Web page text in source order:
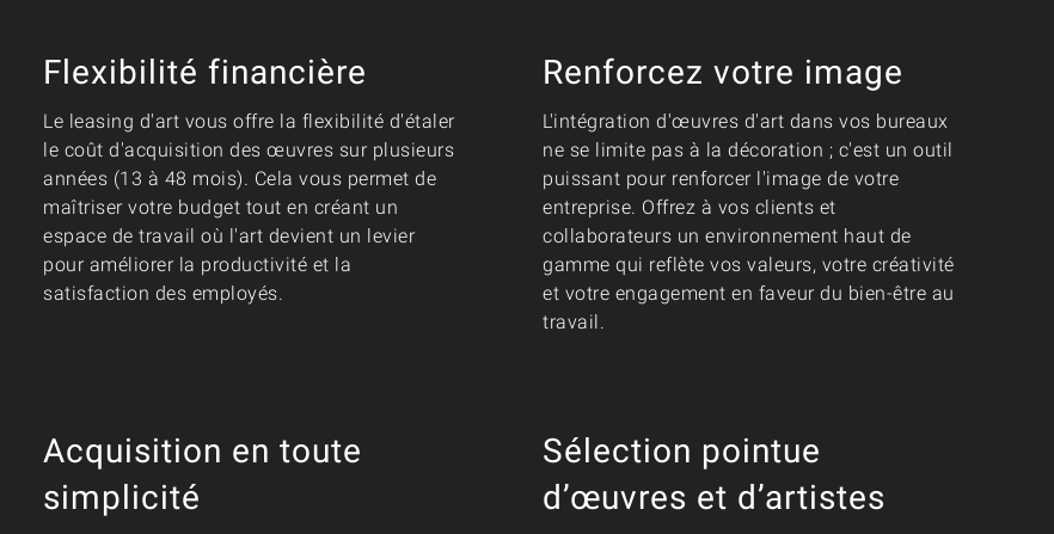
Flexibilité financière
Le leasing d'art vous offre la flexibilité d'étaler
le coût d'acquisition des œuvres sur plusieurs
années (13 à 48 mois). Cela vous permet de
maîtriser votre budget tout en créant un
espace de travail où l'art devient un levier
pour améliorer la productivité et la
satisfaction des employés.
Renforcez votre image
L'intégration d'œuvres d'art dans vos bureaux
ne se limite pas à la décoration ; c'est un outil
puissant pour renforcer l'image de votre
entreprise. Offrez à vos clients et
collaborateurs un environnement haut de
gamme qui reflète vos valeurs, votre créativité
et votre engagement en faveur du bien-être au
travail.
Acquisition en toute
simplicité
Sélection pointue
d’œuvres et d’artistes